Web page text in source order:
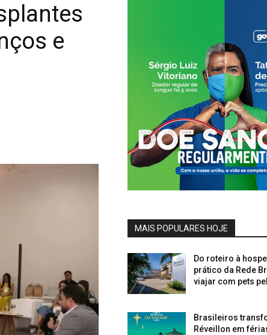
e
MAIS POPULARES HOJE
Do roteiro à
prático da Rede
viajar com pets
Brasileiros
Réveillon em